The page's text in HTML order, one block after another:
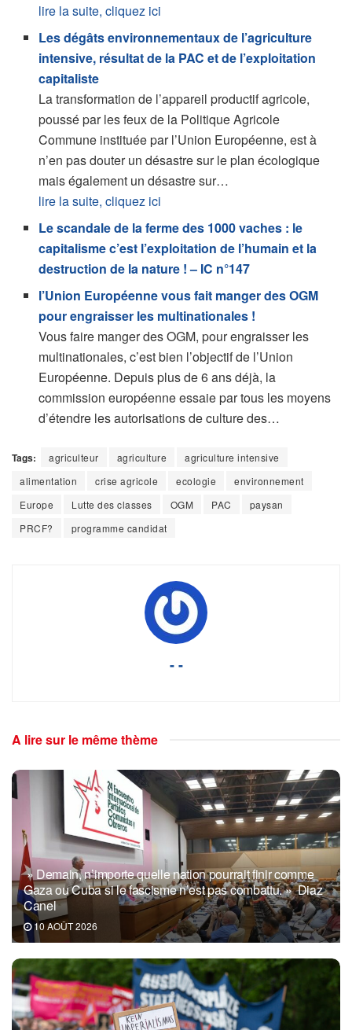
lire la suite, cliquez ici
Les dégâts environnementaux de l’agriculture
intensive, résultat de la PAC et de l’exploitation
capitaliste
La transformation de l’appareil productif agricole,
poussé par les feux de la Politique Agricole
Commune instituée par l’Union Européenne, est à
n’en pas douter un désastre sur le plan écologique
mais également un désastre sur…
lire la suite, cliquez ici
Le scandale de la ferme des 1000 vaches : le
capitalisme c’est l’exploitation de l’humain et la
destruction de la nature ! – IC n°147
l’Union Européenne vous fait manger des OGM
pour engraisser les multinationales !
Vous faire manger des OGM, pour engraisser les
multinationales, c’est bien l’objectif de l’Union
Européenne. Depuis plus de 6 ans déjà, la
commission européenne essaie par tous les moyens
d’étendre les autorisations de culture des…
Tags: agriculteur agriculture
agriculture intensive
alimentation
crise agricole ecologie
environnement
Europe
Lutte des classes OGM PAC
paysan
PRCF?
programme candidat
- -
A lire sur le même thème
» Demain, n’importe quelle nation pourrait finir comme
Gaza ou Cuba si le fascisme n’est pas combattu. » Diaz
Canel
10 AOÛT 2026